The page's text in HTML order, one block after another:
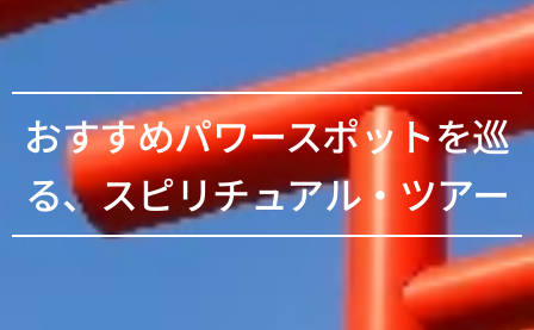
おすすめパワースポットを巡
る、スピリチュアル・ツアー